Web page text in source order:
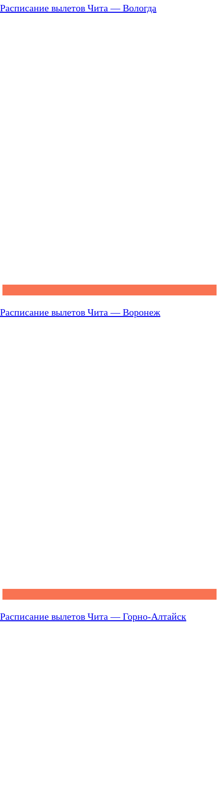
Расписание вылетов Чита — Вологда
Расписание вылетов Чита — Воронеж
Расписание вылетов Чита — Горно-Алтайск